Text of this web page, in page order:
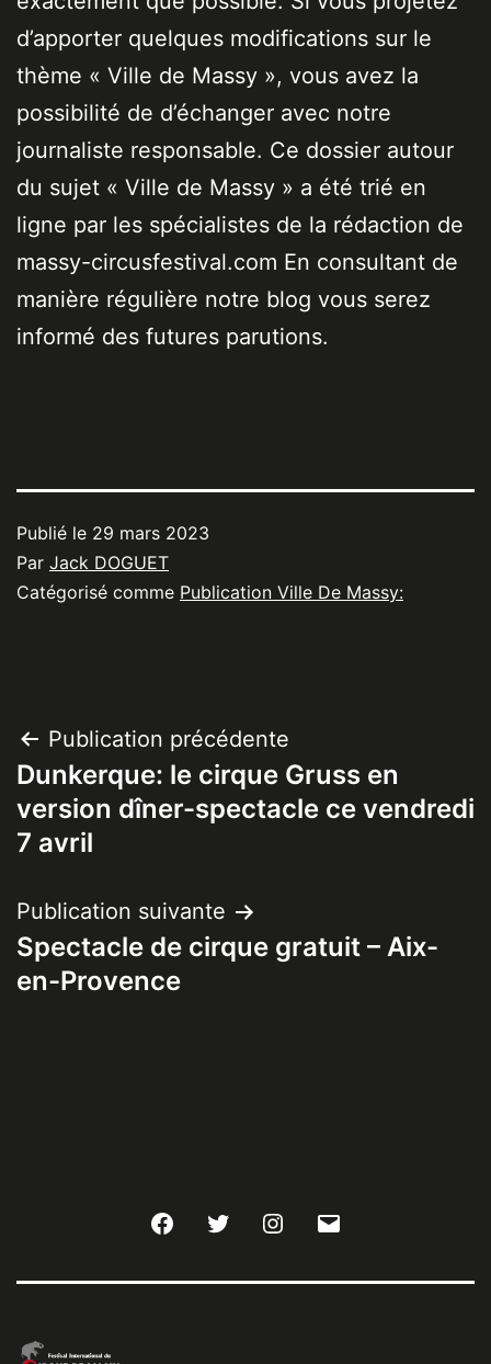
d’apporter quelques modifications sur le
thème « Ville de Massy », vous avez la
possibilité de d’échanger avec notre
journaliste responsable. Ce dossier autour
du sujet « Ville de Massy » a été trié en
ligne par les spécialistes de la rédaction de
massy-circusfestival.com En consultant de
manière régulière notre blog vous serez
informé des futures parutions.
Publié le 29 mars 2023
Par Jack DOGUET
Catégorisé comme Publication Ville De Massy:
Navigation
de
l’article
Publication précédente
Dunkerque: le cirque Gruss en
version dîner-spectacle ce vendredi
7 avril
Publication suivante
Spectacle de cirque gratuit – Aix-
en-Provence
FacebookTwitter Instagram